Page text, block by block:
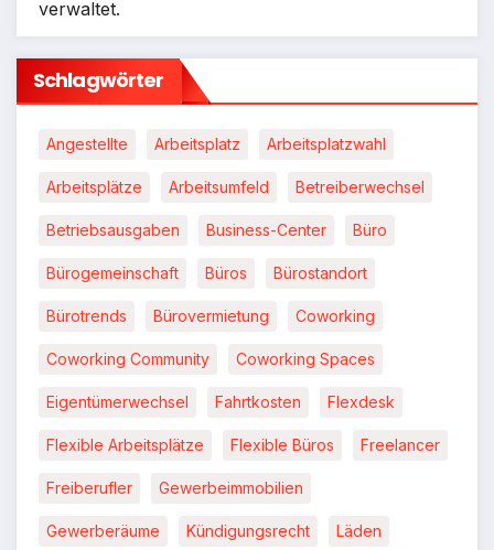
verwaltet.
Schlagwörter
Angestellte Arbeitsplatz Arbeitsplatzwahl
Arbeitsplätze Arbeitsumfeld Betreiberwechsel
Betriebsausgaben Business-Center Büro
Bürogemeinschaft Büros Bürostandort
Bürotrends Bürovermietung Coworking
Coworking Community Coworking Spaces
Eigentümerwechsel Fahrtkosten Flexdesk
Flexible Arbeitsplätze Flexible Büros Freelancer
Freiberufler Gewerbeimmobilien
Gewerberäume Kündigungsrecht Läden